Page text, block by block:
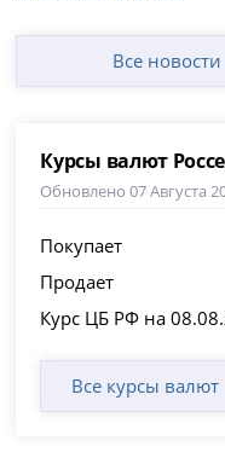
Все новости
Курсы валют
Обновлено 07 Августа
Покупает
Продает
Курс ЦБ РФ на
Все курсы валют